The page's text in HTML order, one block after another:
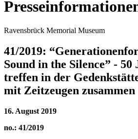
Ravensbrück Memorial Museum
41/2019:
Sound in the Silence” - 50
treffen in der
mit Zeitzeugen zusammen
16. August 2019
no.: 41/2019